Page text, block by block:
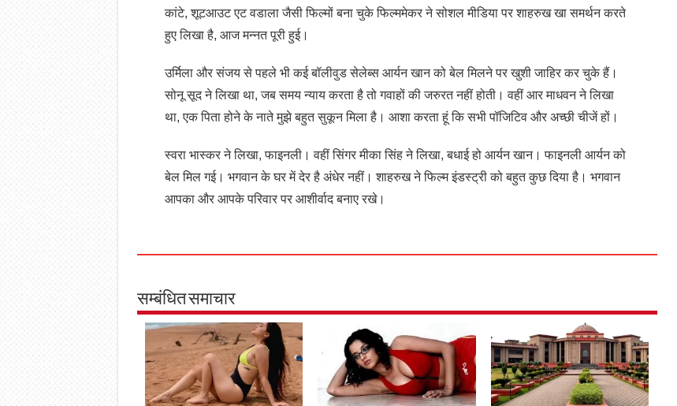
कांटे, शूटआउट एट वडाला जैसी फिल्मों बना चुके फिल्ममेकर ने सोशल मीडिया पर शाहरुख खा समर्थन करते
हुए लिखा है, आज मन्नत पूरी हुई।
उर्मिला और संजय से पहले भी कई बॉलीवुड सेलेब्स आर्यन खान को बेल मिलने पर खुशी जाहिर कर चुके हैं।
सोनू सूद ने लिखा था, जब समय न्याय करता है तो गवाहों की जरुरत नहीं होती। वहीं आर माधवन ने लिखा
था, एक पिता होने के नाते मुझे बहुत सुकून मिला है। आशा करता हूं कि सभी पॉजिटिव और अच्छी चीजें हों।
स्वरा भास्कर ने लिखा, फाइनली। वहीं सिंगर मीका सिंह ने लिखा, बधाई हो आर्यन खान। फाइनली आर्यन को
बेल मिल गई। भगवान के घर में देर है अंधेर नहीं। शाहरुख ने फिल्म इंडस्ट्री को बहुत कुछ दिया है। भगवान
आपका और आपके परिवार पर आशीर्वाद बनाए रखे।
सम्बंधित समाचार